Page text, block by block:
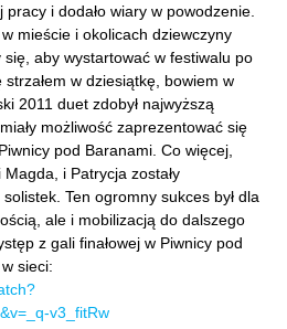
i dodało wiary w powodzenie.
mieście i okolicach dziewczyny
się, aby wystartować w festiwalu po
strzałem w dziesiątkę, bowiem w
2011 duet zdobył najwyższą
możliwość zaprezentować się
pod Baranami. Co więcej,
i Patrycja zostały
Ten ogromny sukces był dla
ale i mobilizacją do dalszego
z gali finałowej w Piwnicy pod
sieci:
v3_fitRw